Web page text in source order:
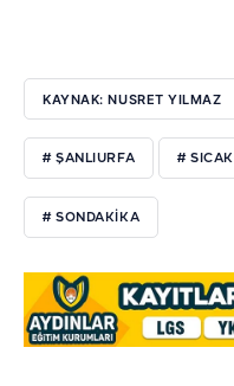
KAYNAK: NUSRET YILMAZ
# ŞANLIURFA # SICAK
# SONDAKIKA